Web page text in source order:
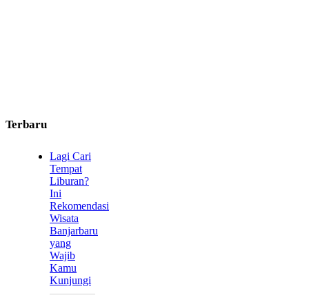
Terbaru
Lagi Cari
Tempat
Liburan?
Ini
Rekomendasi
Wisata
Banjarbaru
yang
Wajib
Kamu
Kunjungi